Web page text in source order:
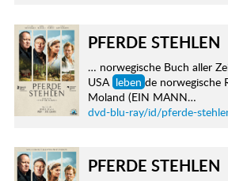
PFERDE STEHLEN
… norwegische Buch aller
USA leben de norwegische
Moland (EIN MANN…
dvd-blu-ray/id/pferde-
PFERDE STEHLEN